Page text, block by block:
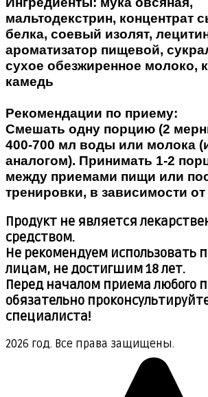
мальтодекстрин, концентрат
белка, соевый изолят,
ароматизатор пищевой,
сухое обезжиренное молоко,
камедь
Рекомендации по приему:
Смешать одну порцию (2
400-700 мл воды или молока
аналогом). Принимать 1-2
между приемами пищи или
тренировки, в зависимости от
Продукт не является
средством.
Не рекомендуем использовать
лицам, не достигшим 18 лет.
Перед началом приема любого
обязательно
специалиста!
2026 год. Все права защищены.